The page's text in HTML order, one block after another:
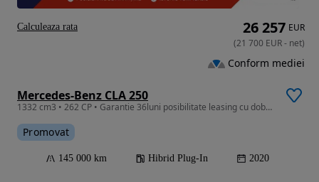
Mercedes-Benz CLA 250
1332 cm3 • 262 CP • Garantie 36luni posibilitate leasing cu dobanda anuala fixa de 3.70%
Promovat
145 000 km Hibrid Plug-In 2020
26 257 EUR
(21 700 EUR- net)
Conform mediei
Calculeaza rata